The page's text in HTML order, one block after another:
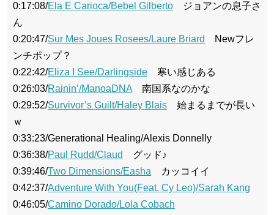
0:17:08/Ela E Carioca/Bebel Gilberto ジョアンの息子さ
ん
0:20:47/Sur Mes Joues Rosees/Laure Briard
Newフレ
ンチポップ？
0:22:42/Eliza I See/Darlingside 寒い感じある
0:26:03/Rainin’/ManoaDNA 南国系なのかな
0:29:52/Survivor’s Guilt/Haley Blais 始まるまでが長い
ｗ
0:33:23/Generational Healing/Alexis Donnelly
0:36:38/Paul Rudd/Claud
グッド♪
0:39:46/Two Dimensions/Easha カッコイイ
0:42:37/Adventure With You(Feat. Cy Leo)/Sarah Kang
0:46:05/Camino Dorado/Lola Cobach